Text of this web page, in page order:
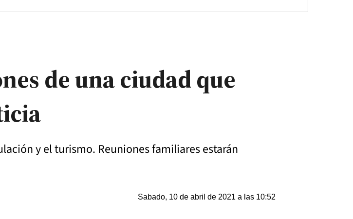
de una ciudad que
y el turismo. Reuniones familiares estarán
Sabado, 10 de abril de 2021 a las 10:52